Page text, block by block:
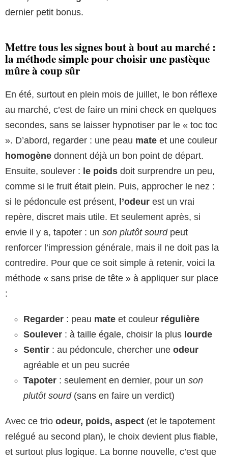
dernier petit bonus.
Mettre tous les signes bout à bout au marché :
la méthode simple pour choisir une pastèque
mûre à coup sûr
En été, surtout en plein mois de juillet, le bon réflexe
au marché, c’est de faire un mini check en quelques
secondes, sans se laisser hypnotiser par le « toc toc
». D’abord, regarder : une peau mate et une couleur
homogène donnent déjà un bon point de départ.
Ensuite, soulever : le poids doit surprendre un peu,
comme si le fruit était plein. Puis, approcher le nez :
si le pédoncule est présent, l’odeur est un vrai
repère, discret mais utile. Et seulement après, si
envie il y a, tapoter : un son plutôt sourdpeut
renforcer l’impression générale, mais il ne doit pas la
contredire. Pour que ce soit simple à retenir, voici la
méthode « sans prise de tête » à appliquer sur place
:
Regarder : peau mate et couleur régulière
Soulever : à taille égale, choisir la plus lourde
Sentir : au pédoncule, chercher une odeur
agréable et un peu sucrée
Tapoter : seulement en dernier, pour un son
plutôt sourd(sans en faire un verdict)
Avec ce trio odeur, poids, aspect (et le tapotement
relégué au second plan), le choix devient plus fiable,
et surtout plus logique. La bonne nouvelle, c’est que